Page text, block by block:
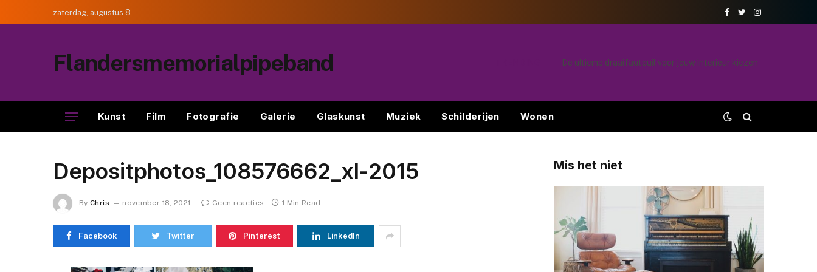
zaterdag, augustus 8
Facebook
TwitterInstagram
Flandersmemorialpipeband De ultieme draaifauteuil voor jouw interieur kiezen
Kunst Film Fotografie Galerie Glaskunst Muziek Schilderijen Wonen
Depositphotos_108576662_xl-2015
By Chris november 18, 2021 Geen reacties 1 Min Read
Facebook Twitter Pinterest LinkedIn
Mis het niet